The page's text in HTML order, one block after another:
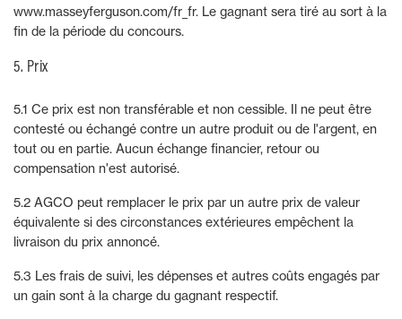
www.masseyferguson.com/fr_fr. Le gagnant sera tiré au sort à la
fin de la période du concours.
5. Prix
5.1 Ce prix est non transférable et non cessible. Il ne peut être
contesté ou échangé contre un autre produit ou de l'argent, en
tout ou en partie. Aucun échange financier, retour ou
compensation n'est autorisé.
5.2 AGCO peut remplacer le prix par un autre prix de valeur
équivalente si des circonstances extérieures empêchent la
livraison du prix annoncé.
5.3 Les frais de suivi, les dépenses et autres coûts engagés par
un gain sont à la charge du gagnant respectif.